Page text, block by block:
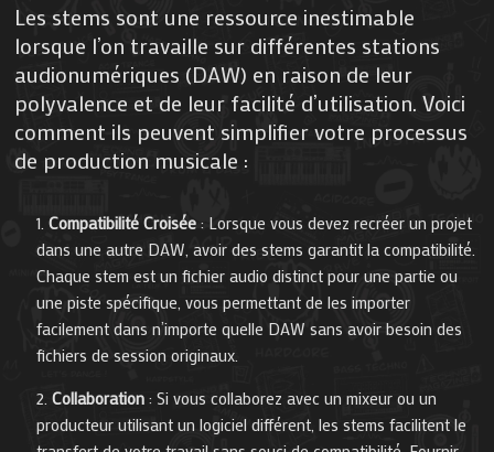
Les stems sont une ressource inestimable
lorsque l’on travaille sur différentes stations
audionumériques (DAW) en raison de leur
polyvalence et de leur facilité d’utilisation. Voici
comment ils peuvent simplifier votre processus
de production musicale :
Compatibilité Croisée : Lorsque vous devez recréer un projet
dans une autre DAW, avoir des stems garantit la compatibilité.
Chaque stem est un fichier audio distinct pour une partie ou
une piste spécifique, vous permettant de les importer
facilement dans n’importe quelle DAW sans avoir besoin des
fichiers de session originaux.
Collaboration : Si vous collaborez avec un mixeur ou un
producteur utilisant un logiciel différent, les stems facilitent le